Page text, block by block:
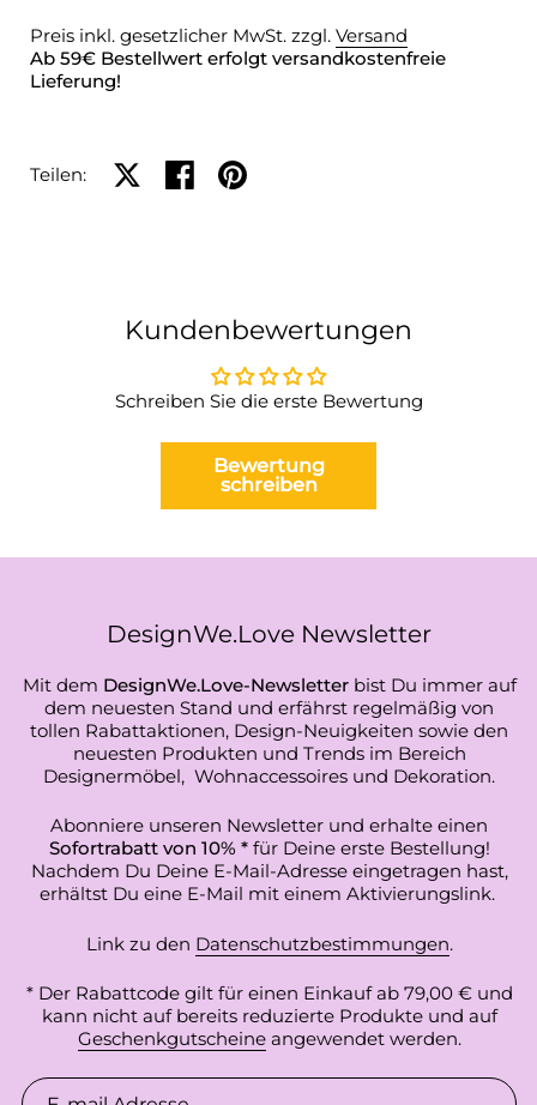
Preis inkl. gesetzlicher MwSt. zzgl. Versand
Ab 59€ Bestellwert erfolgt versandkostenfreie
Lieferung!
Teilen: Auf X teilenAuf Facebook teilen
Auf Pinterest teilen
Kundenbewertungen
Schreiben Sie die erste Bewertung
Bewertung
schreiben
DesignWe.Love Newsletter
Mit dem DesignWe.Love-Newsletterbist Du immer auf
dem neuesten Stand und erfährst regelmäßig von
tollen Rabattaktionen, Design-Neuigkeiten sowie den
neuesten Produkten und Trends im Bereich
Designermöbel, Wohnaccessoires und Dekoration.
Abonniere unseren Newsletter und erhalte einen
Sofortrabatt von 10% *für Deine erste Bestellung!
Nachdem Du Deine E-Mail-Adresse eingetragen hast,
erhältst Du eine E-Mail mit einem Aktivierungslink.
Link zu den Datenschutzbestimmungen.
* Der Rabattcode gilt für einen Einkauf ab 79,00 € und
kann nicht auf bereits reduzierte Produkte und auf
Geschenkgutscheineangewendet werden.